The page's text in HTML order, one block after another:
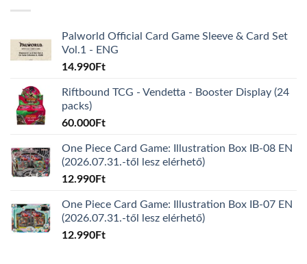
Palworld Official Card Game Sleeve & Card Set
Vol.1 - ENG
14.990Ft
Riftbound TCG - Vendetta - Booster Display (24
packs)
60.000Ft
One Piece Card Game: Illustration Box IB-08 EN
(2026.07.31.-től lesz elérhető)
12.990Ft
One Piece Card Game: Illustration Box IB-07 EN
(2026.07.31.-től lesz elérhető)
12.990Ft